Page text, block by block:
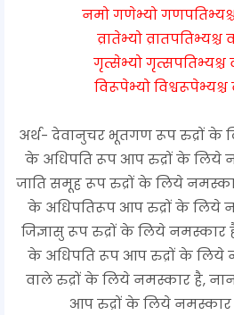
नमो गणेभ्यो
व्रातेभ्यो
गृत्सेभ्यो गृत्सपतिभ्यश्च
विरूपेभ्यो विश्वरूपेभ्यश्च
अर्थ- देवानुचर भूतगण रूप रुद्रों के
के अधिपति रूप आप रुद्रों के लिये
जाति समूह रूप रुद्रों के लिये
के अधिपतिरूप आप रुद्रों के लिये
जिज्ञासु रूप रुद्रों के लिये नमस्कार
के अधिपति रूप आप रुद्रों के लिये
वाले रुद्रों के लिये नमस्कार है,
आप रुद्रों के लिये नमस्कार